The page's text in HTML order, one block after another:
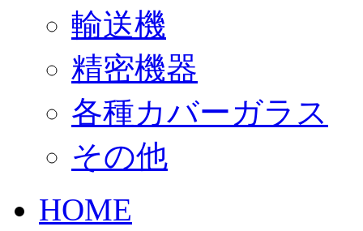
輸送機
精密機器
各種カバーガラス
その他
HOME